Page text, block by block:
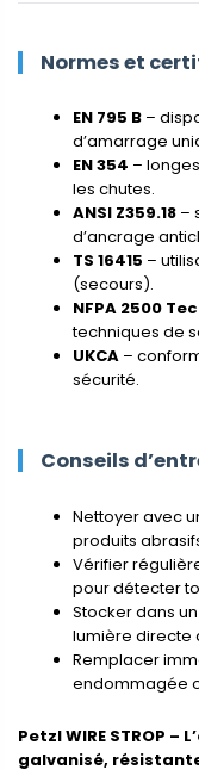
Normes et
EN 795 B –
d’amarrage
EN 354 –
les chutes.
ANSI Z359.18 –
d’ancrage
TS 16415 –
(secours).
NFPA 2500
techniques de
UKCA –
sécurité.
Conseils
Nettoyer avec
produits
Vérifier
pour détecter
Stocker dans
lumière directe
Remplacer
endommagée
Petzl WIRE STROP
galvanisé,